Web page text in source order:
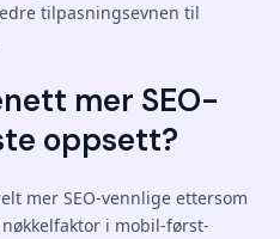
tilpasningsevnen til
mer SEO-
oppsett?
mer SEO-vennlige ettersom
i mobil-først-